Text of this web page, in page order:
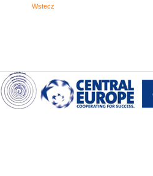
Wstecz